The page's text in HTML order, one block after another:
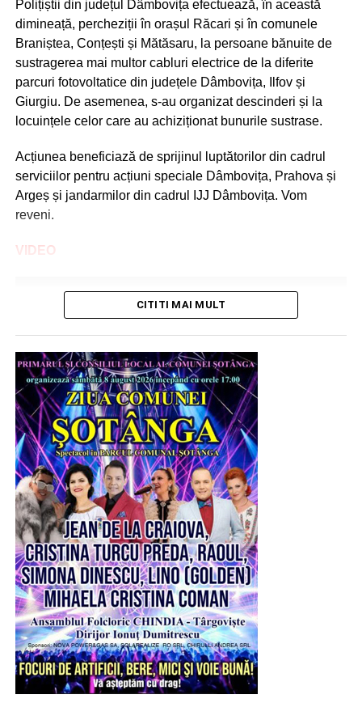
Polițiștii din județul Dâmbovița efectuează, în această
dimineață, percheziții în orașul Răcari și în comunele
Braniștea, Conțești și Mătăsaru, la persoane bănuite de
sustragerea mai multor cabluri electrice de la diferite
parcuri fotovoltatice din județele Dâmbovița, Ilfov și
Giurgiu. De asemenea, s-au organizat descinderi și la
locuințele celor care au achiziționat bunurile sustrase.
Acțiunea beneficiază de sprijinul luptătorilor din cadrul
serviciilor pentru acțiuni speciale Dâmbovița, Prahova și
Argeș și jandarmilor din cadrul IJJ Dâmbovița. Vom
reveni.
VIDEO
Urmărește Incomod Media și pe Google News
CITITI MAI MULT